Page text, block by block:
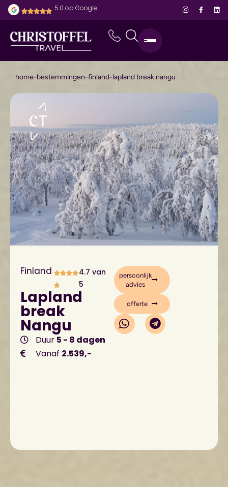
5.0 op Google
home-bestemmingen-finland-lapland break nangu
Finland
4.7 van
5
Lapland
break
Nangu
Duur 5 - 8 dagen
Vanaf 2.539,-
persoonlijk
advies
offerte